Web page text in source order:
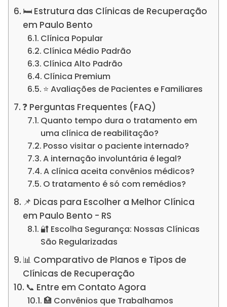
🛏️ Estrutura das Clínicas de Recuperação
em Paulo Bento
Clínica Popular
Clínica Médio Padrão
Clínica Alto Padrão
Clínica Premium
⭐ Avaliações de Pacientes e Familiares
❓ Perguntas Frequentes (FAQ)
Quanto tempo dura o tratamento em
uma clínica de reabilitação?
Posso visitar o paciente internado?
A internação involuntária é legal?
A clínica aceita convênios médicos?
O tratamento é só com remédios?
📌 Dicas para Escolher a Melhor Clínica
em Paulo Bento - RS
🔐 Escolha Segurança: Nossas Clínicas
São Regularizadas
📊 Comparativo de Planos e Tipos de
Clínicas de Recuperação
📞 Entre em Contato Agora
🏥 Convênios que Trabalhamos